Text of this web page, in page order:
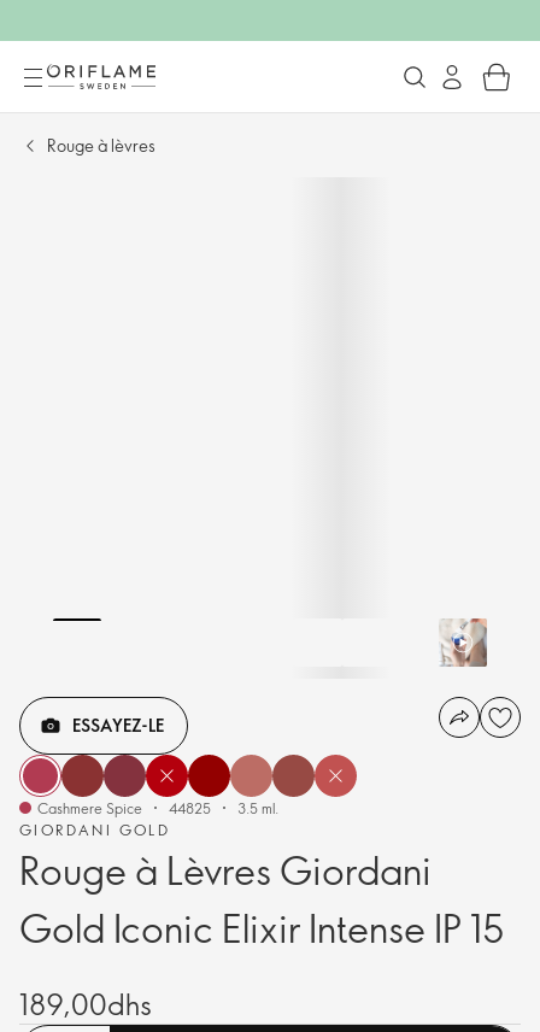
Rouge à lèvres
GIORDANI GOLD
Rouge à Lèvres Giordani
Gold Iconic Elixir Intense IP 15
ESSAYEZ-LE
Cashmere Spice 44825 3.5 ml.
189,00dhs